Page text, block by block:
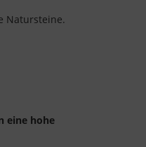
Natursteine.
eine hohe